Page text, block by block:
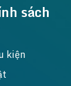
sách
kiện